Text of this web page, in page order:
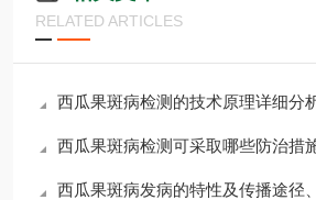
RELATED ARTICLES
西瓜果斑病检测的技术原理详细分
西瓜果斑病检测可采取哪些防治措
西瓜果斑病发病的特性及传播途径